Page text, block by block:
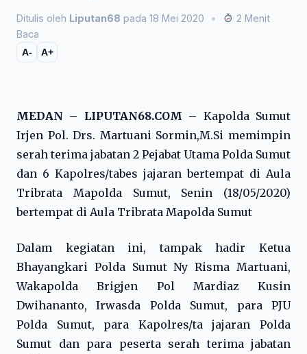
Ditulis oleh Liputan68 pada 18 Mei 2020 •
2 Menit
Baca
A- A+
MEDAN – LIPUTAN68.COM – Kapolda Sumut
Irjen Pol. Drs. Martuani Sormin,M.Si memimpin
serah terima jabatan 2 Pejabat Utama Polda Sumut
dan 6 Kapolres/tabes jajaran bertempat di Aula
Tribrata Mapolda Sumut, Senin (18/05/2020)
bertempat di Aula Tribrata Mapolda Sumut
Dalam kegiatan ini, tampak hadir Ketua
Bhayangkari Polda Sumut Ny Risma Martuani,
Wakapolda Brigjen Pol Mardiaz Kusin
Dwihananto, Irwasda Polda Sumut, para PJU
Polda Sumut, para Kapolres/ta jajaran Polda
Sumut dan para peserta serah terima jabatan